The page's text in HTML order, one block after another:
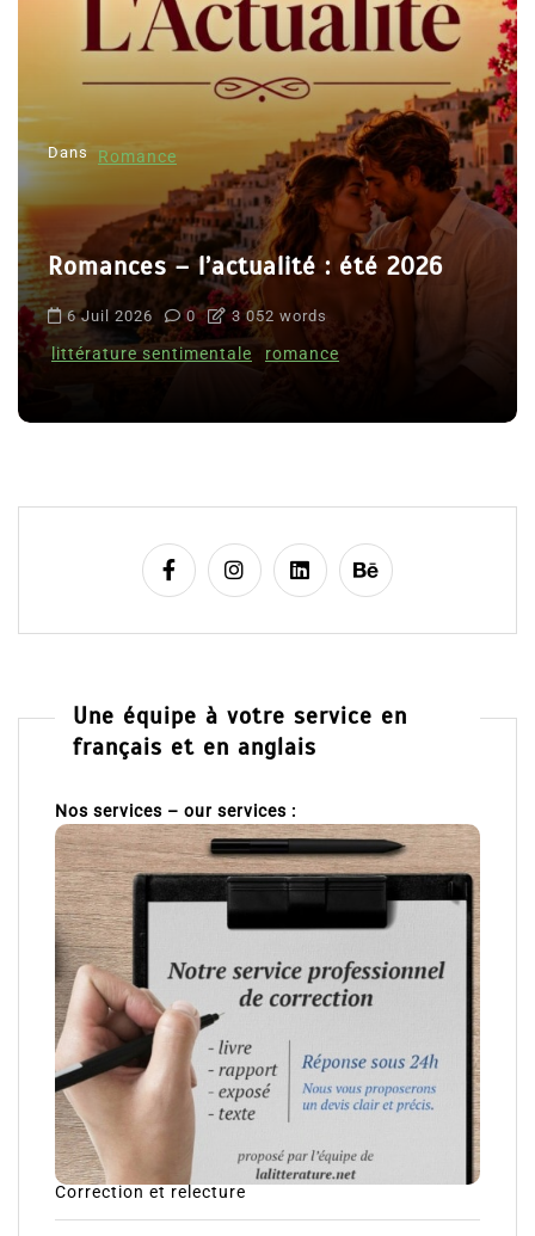
Dans Romance
Romances – l’actualité : été 2026
6 Juil 2026 0 3 052 words
littérature sentimentale romance
Une équipe à votre service en
français et en anglais
Nos services – our services :
Correction et relecture